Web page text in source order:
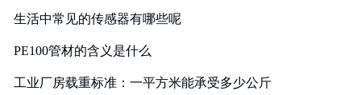
生活中常见的传感器有哪些呢
PE100管材的含义是什么
工业厂房载重标准：一平方米能承受多少公斤